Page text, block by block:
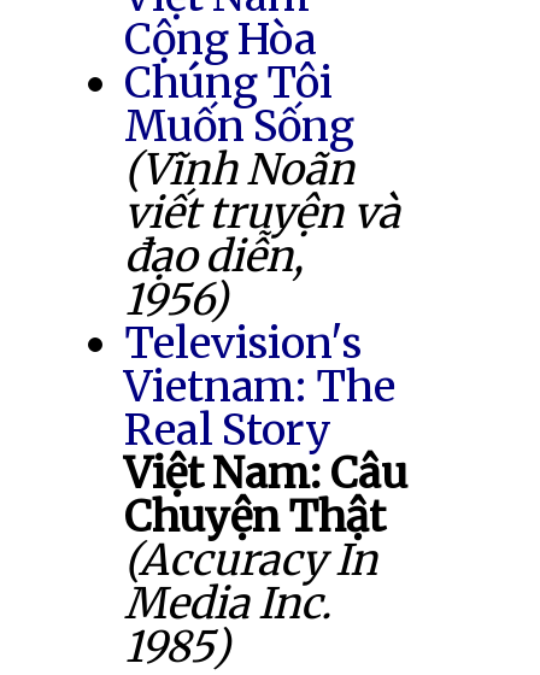
Cộng Hòa
Chúng Tôi
Muốn Sống
(Vĩnh Noãn
viết truyện và
đạo diễn,
1956)
Television's
Vietnam: The
Real Story
Việt Nam: Câu
Chuyện Thật
(Accuracy In
Media Inc.
1985)